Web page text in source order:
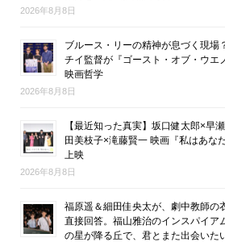
2026年8月8日
ブルース・リーの精神が息づく現場
チイ監督が『ゴースト・オブ・ウエ
映画哲学
2026年8月8日
【最近知った真実】坂口健太郎×早
田美枝子×滝藤賢一 映画『私はあな
上映
2026年8月8日
福原遥＆細田佳央太が、劇中教師の
直接回答。福山雅治のインスパイア
の星が降る丘で、君とまた出会いた